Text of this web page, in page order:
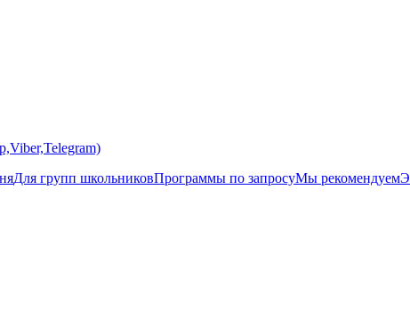
Для групп школьниковПрограммы по запросуМы рекомендуем